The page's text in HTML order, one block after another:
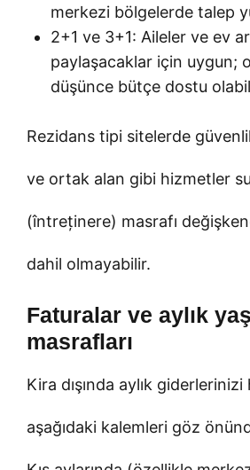
merkezi bölgelerde talep
2+1 ve 3+1: Aileler ve ev
paylaşacaklar için uygun;
düşünce bütçe dostu
Rezidans tipi sitelerde
ve ortak alan gibi hizmetler
(întreținere) masrafı
dahil olmayabilir.
Faturalar ve aylık
masrafları
Kira dışında aylık
aşağıdaki kalemleri göz